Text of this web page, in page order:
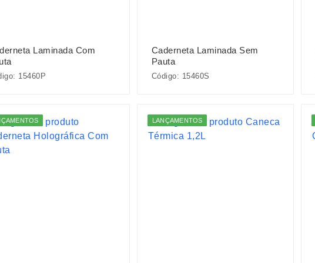
Laminada Com
15460P
Caderneta Laminada Sem
Pauta
Código: 15460S
LANÇAMENTOS